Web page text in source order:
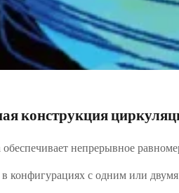
конструкция
непрерывное
конфигурациях с одним или